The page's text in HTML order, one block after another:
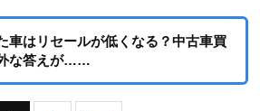
車はリセールが低くなる？中古車買
な答えが……